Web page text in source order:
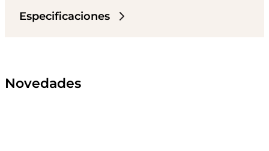
Especificaciones
Novedades